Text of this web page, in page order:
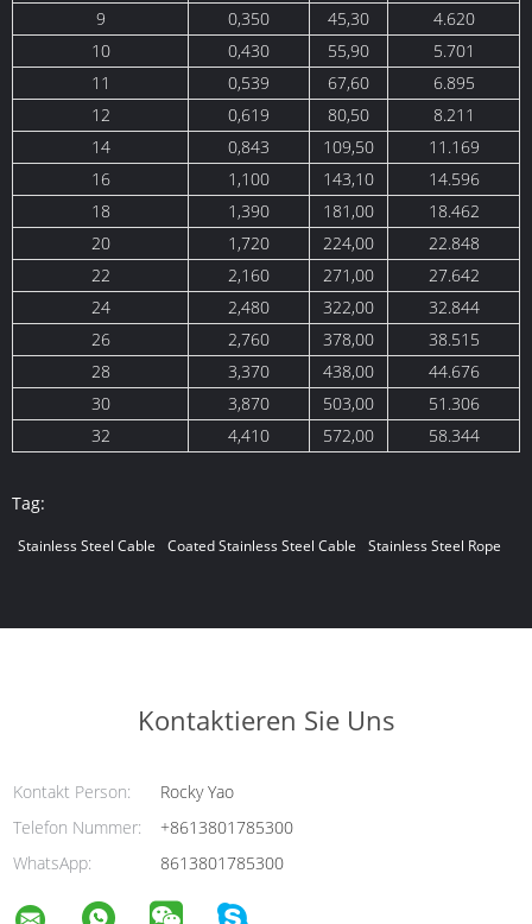
9
0,350 45,30
4.620
10
0,430 55,90
5.701
11
0,539 67,60
6.895
12
0,619 80,50
8.211
14
0,843 109,50
11.169
16
1,100 143,10
14.596
18
1,390 181,00
18.462
20
1,720 224,00
22.848
22
2,160 271,00
27.642
24
2,480 322,00
32.844
26
2,760 378,00
38.515
28
3,370 438,00
44.676
30
3,870 503,00
51.306
32
4,410 572,00 58.344
Tag:
Stainless Steel Cable Coated Stainless Steel Cable Stainless Steel Rope
Kontaktieren Sie Uns
Kontakt Person:
Rocky Yao
Telefon Nummer:
+8613801785300
WhatsApp:
8613801785300